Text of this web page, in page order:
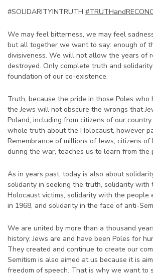
#SOLIDARITYINTRUTH
We may feel bitterness, we may feel
but all together we want to say: enough of
divisiveness. We will not allow the years of
destroyed. Only complete truth and
foundation of our co-existence.
Truth, because the pride in those Poles who
the Jews will not obscure the wrongs that
Poland, including from citizens of our
whole truth about the Holocaust, however
Remembrance of millions of Jews, citizens of
during the war, teaches us to learn from the
As in years past, today is also about
solidarity in seeking the truth, solidarity with
Holocaust victims, solidarity with the people
in 1968, and solidarity in the face of anti-
We are united by more than a thousand
history; Jews are and have been Poles for
They created and continue to create our
Semitism is also aimed at us because it is
freedom of speech. That is why we want to